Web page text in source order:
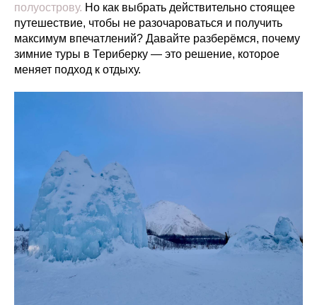
полуострову. Но как выбрать действительно стоящее
путешествие, чтобы не разочароваться и получить
максимум впечатлений? Давайте разберёмся, почему
зимние туры в Териберку — это решение, которое
меняет подход к отдыху.